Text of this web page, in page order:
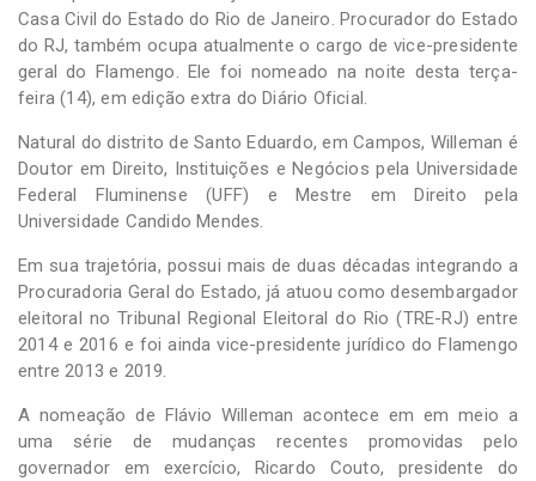
Casa Civil do Estado do Rio de Janeiro. Procurador do Estado
do RJ, também ocupa atualmente o cargo de vice-presidente
geral do Flamengo. Ele foi nomeado na noite desta terça-
feira (14), em edição extra do Diário Oficial.
Natural do distrito de Santo Eduardo, em Campos, Willeman é
Doutor em Direito, Instituições e Negócios pela Universidade
Federal Fluminense (UFF) e Mestre em Direito pela
Universidade Candido Mendes.
Em sua trajetória, possui mais de duas décadas integrando a
Procuradoria Geral do Estado, já atuou como desembargador
eleitoral no Tribunal Regional Eleitoral do Rio (TRE-RJ) entre
2014 e 2016 e foi ainda vice-presidente jurídico do Flamengo
entre 2013 e 2019.
A nomeação de Flávio Willeman acontece em em meio a
uma série de mudanças recentes promovidas pelo
governador em exercício, Ricardo Couto, presidente do